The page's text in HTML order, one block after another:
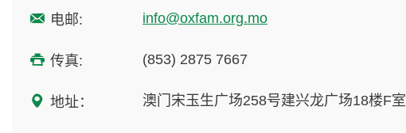
电邮: info@oxfam.org.mo
传真: (853) 2875 7667
地址： 澳门宋玉生广场258号建兴龙广场18楼F室